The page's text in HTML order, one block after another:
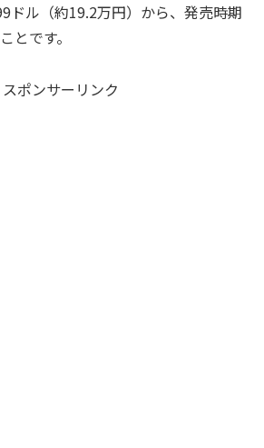
ドル（約19.2万円）から、発売時期
とです。
スポンサーリンク